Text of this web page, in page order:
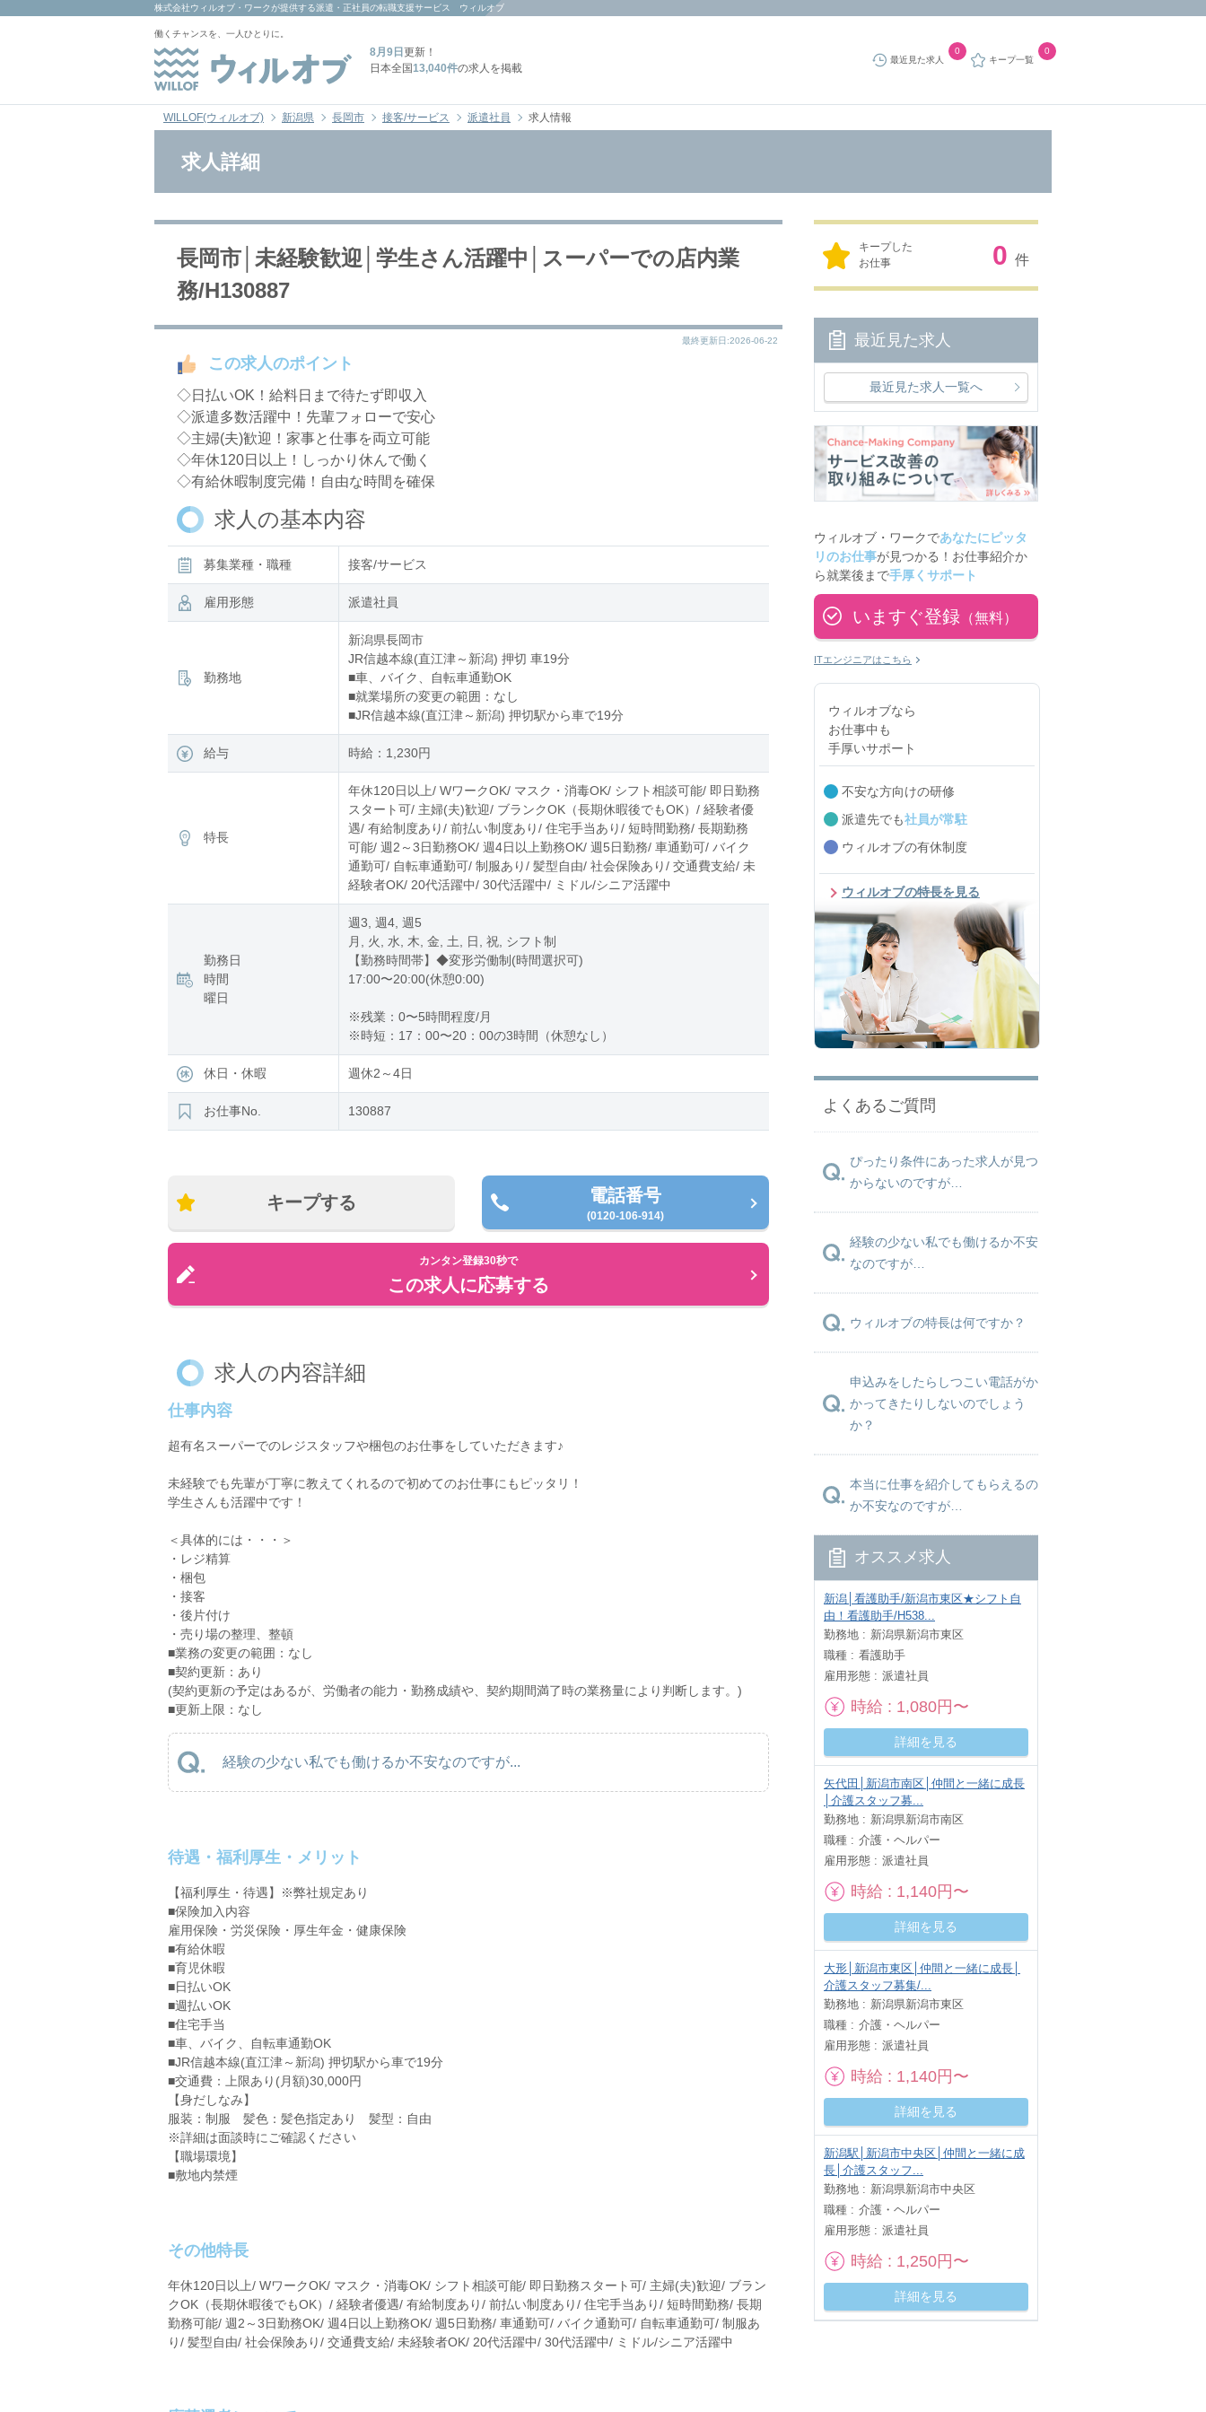
株式会社ウィルオブ・ワーク が提供する派遣・正社員の転職支援サービス ウィルオブ
働くチャンスを、一人ひとりに。
8月9日 更新！
日本全国13,040件の求人を掲載
最近見た求人
0
キープ一覧
0
WILLOF(ウィルオブ) 新潟県 長岡市 接客/サービス 派遣社員 求人情報
求人詳細
長岡市│未経験歓迎│学生さん活躍中│スーパーでの店内業
務/H130887
最終更新日:2026-06-22
この求人のポイント
◇日払いOK！給料日まで待たず即収入
◇派遣多数活躍中！先輩フォローで安心
◇主婦(夫)歓迎！家事と仕事を両立可能
◇年休120日以上！しっかり休んで働く
◇有給休暇制度完備！自由な時間を確保
求人の基本内容
募集業種・職種 接客/サービス
雇用形態 派遣社員
勤務地
新潟県長岡市
JR信越本線(直江津～新潟) 押切 車19分
■車、バイク、自転車通勤OK
■就業場所の変更の範囲：なし
■JR信越本線(直江津～新潟) 押切駅から車で19分
給与 時給：1,230円
特長
年休120日以上/ WワークOK/ マスク・消毒OK/ シフト相談可能/ 即日勤務
スタート可/ 主婦(夫)歓迎/ ブランクOK（長期休暇後でもOK）/ 経験者優
遇/ 有給制度あり/ 前払い制度あり/ 住宅手当あり/ 短時間勤務/ 長期勤務
可能/ 週2～3日勤務OK/ 週4日以上勤務OK/ 週5日勤務/ 車通勤可/ バイク
通勤可/ 自転車通勤可/ 制服あり/ 髪型自由/ 社会保険あり/ 交通費支給/ 未
経験者OK/ 20代活躍中/ 30代活躍中/ ミドル/シニア活躍中
勤務日
時間
曜日
週3, 週4, 週5
月, 火, 水, 木, 金, 土, 日, 祝, シフト制
【勤務時間帯】◆変形労働制(時間選択可)
17:00〜20:00(休憩0:00)
※残業：0〜5時間程度/月
※時短：17：00〜20：00の3時間（休憩なし）
休日・休暇 週休2～4日
お仕事No. 130887
キープする 電話番号
(0120-106-914)
カンタン登録30秒で
この求人に応募する
求人の内容詳細
仕事内容
超有名スーパーでのレジスタッフや梱包のお仕事をしていただきます♪
未経験でも先輩が丁寧に教えてくれるので初めてのお仕事にもピッタリ！
学生さんも活躍中です！
＜具体的には・・・＞
・レジ精算
・梱包
・接客
・後片付け
・売り場の整理、整頓
■業務の変更の範囲：なし
■契約更新：あり
(契約更新の予定はあるが、労働者の能力・勤務成績や、契約期間満了時の業務量により判断します。)
■更新上限：なし
経験の少ない私でも働けるか不安なのですが...
待遇・福利厚生・メリット
【福利厚生・待遇】※弊社規定あり
■保険加入内容
雇用保険・労災保険・厚生年金・健康保険
■有給休暇
■育児休暇
■日払いOK
■週払いOK
■住宅手当
■車、バイク、自転車通勤OK
■JR信越本線(直江津～新潟) 押切駅から車で19分
■交通費：上限あり(月額)30,000円
【身だしなみ】
服装：制服 髪色：髪色指定あり 髪型：自由
※詳細は面談時にご確認ください
【職場環境】
■敷地内禁煙
その他特長
年休120日以上/ WワークOK/ マスク・消毒OK/ シフト相談可能/ 即日勤務スタート可/ 主婦(夫)歓迎/ ブラン
クOK（長期休暇後でもOK）/ 経験者優遇/ 有給制度あり/ 前払い制度あり/ 住宅手当あり/ 短時間勤務/ 長期
勤務可能/ 週2～3日勤務OK/ 週4日以上勤務OK/ 週5日勤務/ 車通勤可/ バイク通勤可/ 自転車通勤可/ 制服あ
り/ 髪型自由/ 社会保険あり/ 交通費支給/ 未経験者OK/ 20代活躍中/ 30代活躍中/ ミドル/シニア活躍中
キープした
お仕事
0 件
最近見た求人
最近見た求人一覧へ
ウィルオブ・ワークであなたにピッタ
リのお仕事が見つかる！お仕事紹介か
ら就業後まで手厚くサポート
いますぐ登録 （無料）
ITエンジニアはこちら
ウィルオブなら
お仕事中も
手厚いサポート
不安な方向けの研修
派遣先でも社員が常駐
ウィルオブの有休制度
ウィルオブの特長を見る
よくあるご質問
ぴったり条件にあった求人が見つ
からないのですが…
経験の少ない私でも働けるか不安
なのですが…
ウィルオブの特長は何ですか？
申込みをしたらしつこい電話がか
かってきたりしないのでしょう
か？
本当に仕事を紹介してもらえるの
か不安なのですが…
オススメ求人
新潟│看護助手/新潟市東区★シフト自
由！看護助手/H538...
勤務地
新潟県新潟市東区
職種
看護助手
雇用形態
派遣社員
時給 1,080円〜
詳細を見る
矢代田│新潟市南区│仲間と一緒に成長
│介護スタッフ募...
勤務地
新潟県新潟市南区
職種
介護・ヘルパー
雇用形態
派遣社員
時給 1,140円〜
詳細を見る
大形│新潟市東区│仲間と一緒に成長│
介護スタッフ募集/...
勤務地
新潟県新潟市東区
職種
介護・ヘルパー
雇用形態
派遣社員
時給 1,140円〜
詳細を見る
新潟駅│新潟市中央区│仲間と一緒に成
長│介護スタッフ...
勤務地
新潟県新潟市中央区
職種
介護・ヘルパー
雇用形態
派遣社員
時給 1,250円〜
詳細を見る